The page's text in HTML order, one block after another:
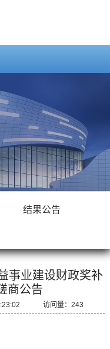
结果公告
事业建设财政奖补
商公告
访问量：243